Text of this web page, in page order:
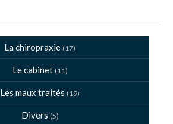
La chiropraxie (17)
Le cabinet (11)
Les maux traités (19)
Divers (5)